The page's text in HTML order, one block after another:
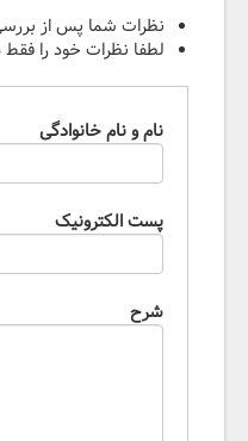
نظرات شما پس از
لطفا نظرات خود را فقط
نام و نام خانوادگی
پست الکترونیک
شرح